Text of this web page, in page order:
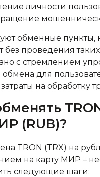
личности
обменные пункты,
без проведения
с стремлением
обмена для
на обработку
(RUB)?
TRON (TRX) на
на карту МИР –
следующие шаги: